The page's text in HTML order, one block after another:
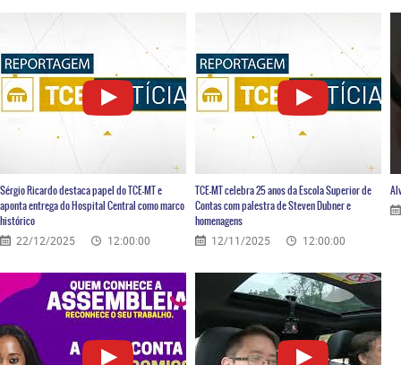
Sérgio Ricardo destaca papel do TCE-MT e
aponta entrega do Hospital Central como marco
histórico
22/12/2025 12:00:00
TCE-MT celebra 25 anos da Escola Superior de
Contas com palestra de Steven Dubner e
homenagens
12/11/2025 12:00:00